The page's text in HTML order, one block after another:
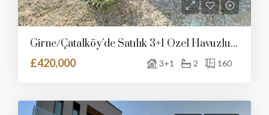
Girne/Çatalköy’de Satılık 3+1 Özel Havuzlu Villa
£420,000
3+1 2 160